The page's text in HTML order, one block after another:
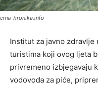
crna-hronika.info
Institut za javno zdravlje
turistima koji ovog ljeta
privremeno izbjegavaju
vodovoda za piće,